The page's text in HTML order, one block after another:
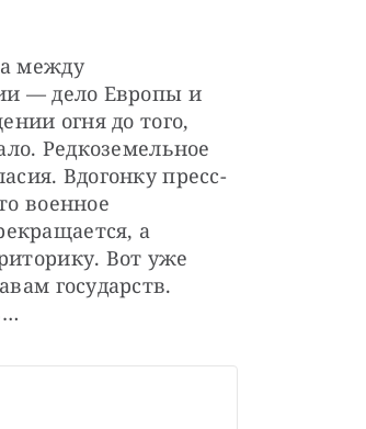
между
— дело Европы и
огня до того,
Редкоземельное
Вдогонку пресс-
военное
а
Вот уже
государств.